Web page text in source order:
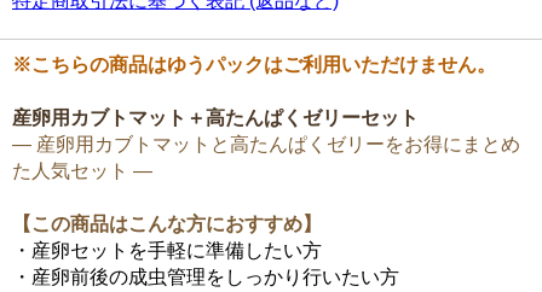
※こちらの商品はゆうパックはご利用いただけません。
産卵用カブトマット＋高たんぱくゼリーセット
― 産卵用カブトマットと高たんぱくゼリーをお得にまとめ
た人気セット ―
【この商品はこんな方におすすめ】
・産卵セットを手軽に準備したい方
・産卵前後の成虫管理をしっかり行いたい方